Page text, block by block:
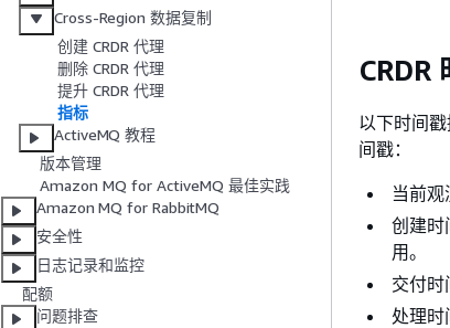
Cross-Region 数据复制
创建 CRDR 代理
删除 CRDR 代理
提升 CRDR 代理
指标
ActiveMQ 教程
版本管理
Amazon MQ for ActiveMQ 最佳实践
Amazon MQ for RabbitMQ
安全性
日志记录和监控
配额
问题排查
CRDR
以下时间
间戳：
当前观
创建时
用。
交付时
处理时